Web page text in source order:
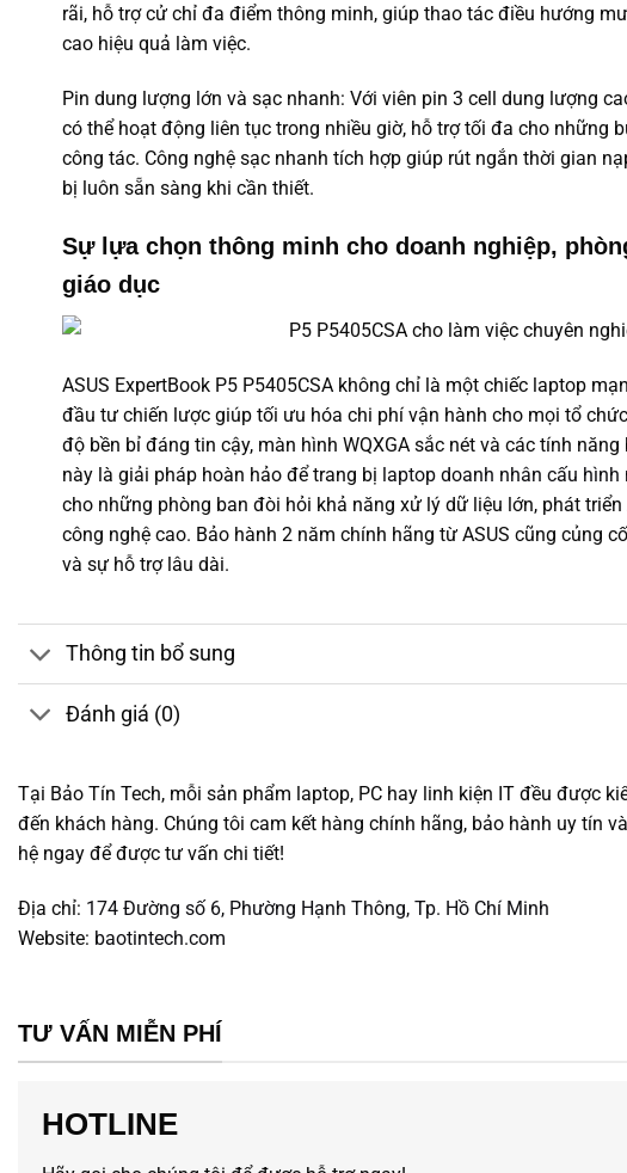
rãi, hỗ trợ cử chỉ đa điểm thông minh, giúp thao tác điều hướng
cao hiệu quả làm việc.
Pin dung lượng lớn và sạc nhanh: Với viên pin 3 cell dung lượng
có thể hoạt động liên tục trong nhiều giờ, hỗ trợ tối đa cho những
công tác. Công nghệ sạc nhanh tích hợp giúp rút ngắn thời gian
bị luôn sẵn sàng khi cần thiết.
Sự lựa chọn thông minh cho doanh nghiệp,
giáo dục
ASUS ExpertBook P5 P5405CSA không chỉ là một chiếc laptop
đầu tư chiến lược giúp tối ưu hóa chi phí vận hành cho mọi tổ
độ bền bỉ đáng tin cậy, màn hình WQXGA sắc nét và các tính
này là giải pháp hoàn hảo để trang bị laptop doanh nhân cấu hình
cho những phòng ban đòi hỏi khả năng xử lý dữ liệu lớn, phát
công nghệ cao. Bảo hành 2 năm chính hãng từ ASUS cũng củng
và sự hỗ trợ lâu dài.
Thông tin bổ sung
Đánh giá (0)
Tại Bảo Tín Tech, mỗi sản phẩm laptop, PC hay linh kiện IT đều được
đến khách hàng. Chúng tôi cam kết hàng chính hãng, bảo hành uy tín
hệ ngay để được tư vấn chi tiết!
Địa chỉ: 174 Đường số 6, Phường Hạnh Thông, Tp. Hồ Chí Minh
Website: baotintech.com
TƯ VẤN MIỄN PHÍ
HOTLINE